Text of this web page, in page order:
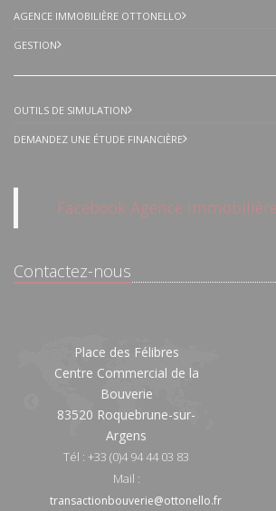
AGENCE IMMOBILIÈRE OTTONELLO
GESTION
OUTILS DE SIMULATION
DEMANDEZ UNE ÉTUDE FINANCIÈRE
Facebook Agence
Contactez-nous
Place des Félibres
Centre Commercial de la
Bouverie
83520 Roquebrune-sur-
Argens
Tél : +33 (0)4 94 44 03 83
Mail :
transactionbouverie@ottonello.fr